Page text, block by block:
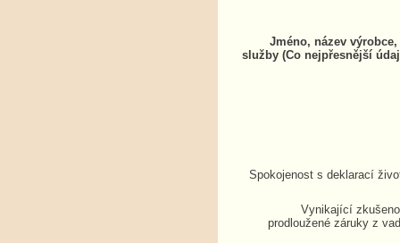
Jméno, název
služby (Co nejpřesnější
Spokojenost s deklarací
Vynikající
prodloužené záruky z